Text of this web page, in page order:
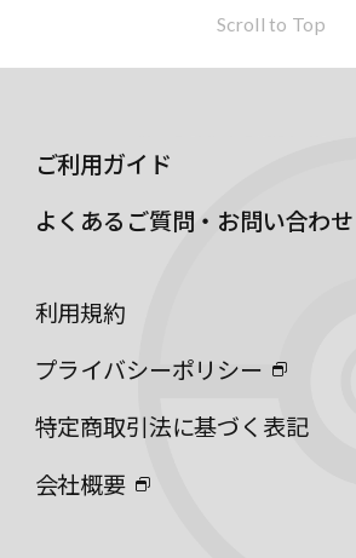
Scroll to Top
ご利用ガイド
よくあるご質問・お問い合わせ
利用規約
プライバシーポリシー
特定商取引法に基づく表記
会社概要